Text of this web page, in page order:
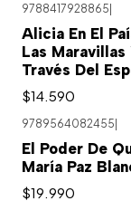
9788417928865|
Alicia En El
Las Maravillas
Través Del
$14.590
9789564082455
El Poder De
María Paz
$19.990